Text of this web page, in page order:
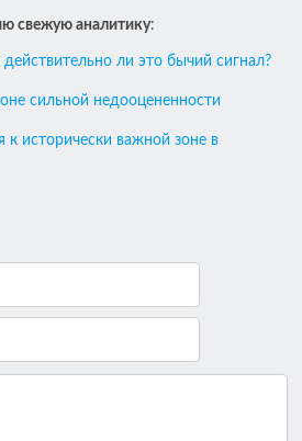
свежую аналитику:
ли это бычий сигнал?
сильной недооцененности
к исторически важной зоне в